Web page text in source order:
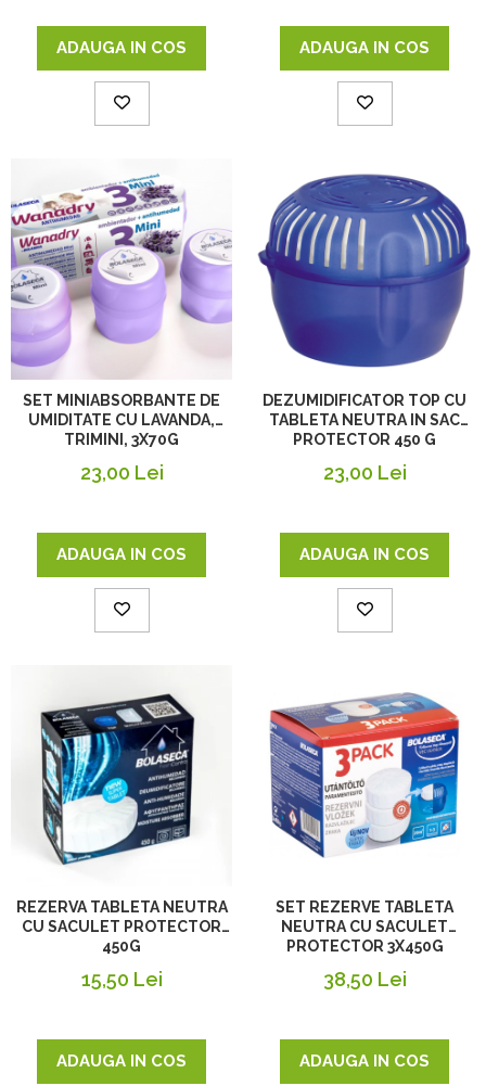
ADAUGA IN COS ADAUGA IN COS
SET MINIABSORBANTE DE
UMIDITATE CU LAVANDA,
TRIMINI, 3X70G
23,00 Lei
ADAUGA IN COS
DEZUMIDIFICATOR TOP CU
TABLETA NEUTRA IN SAC
PROTECTOR 450 G
23,00 Lei
ADAUGA IN COS
REZERVA TABLETA NEUTRA
CU SACULET PROTECTOR
450G
15,50 Lei
ADAUGA IN COS
SET REZERVE TABLETA
NEUTRA CU SACULET
PROTECTOR 3X450G
38,50 Lei
ADAUGA IN COS